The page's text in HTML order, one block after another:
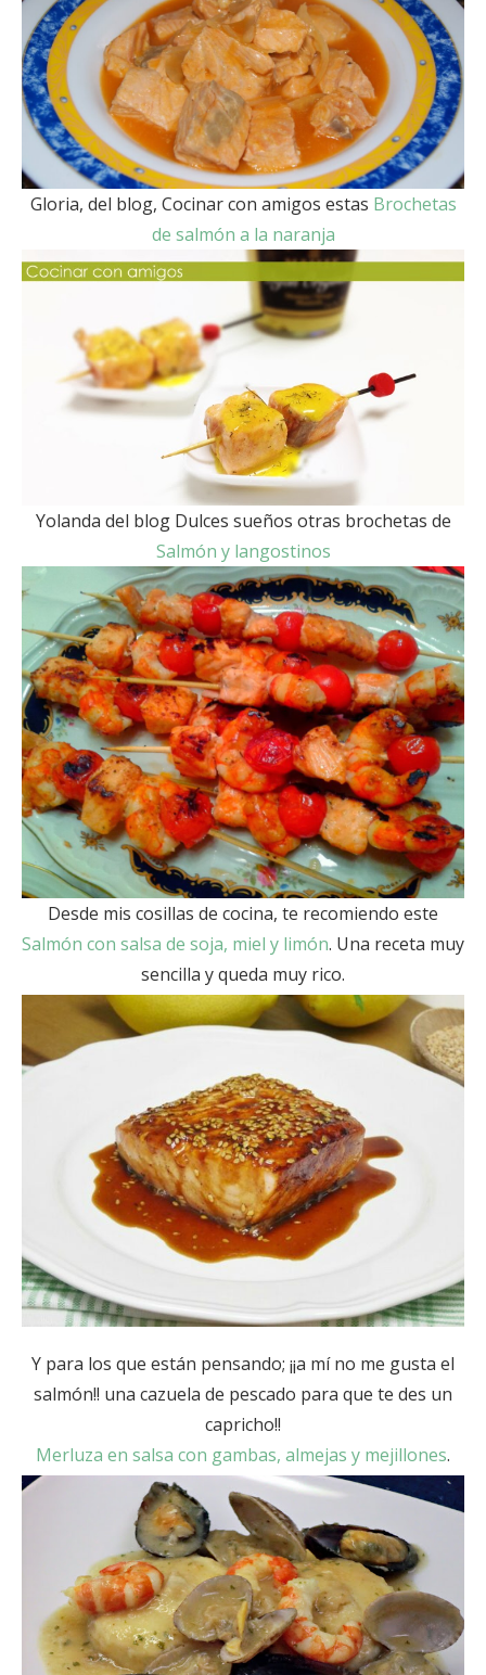
Gloria, del blog, Cocinar con amigos estas Brochetas
de salmón a la naranja
Yolanda del blog Dulces sueños otras brochetas de
Salmón y langostinos
Desde mis cosillas de cocina, te recomiendo este
Salmón con salsa de soja, miel y limón. Una receta muy
sencilla y queda muy rico.
Y para los que están pensando; ¡¡a mí no me gusta el
salmón!! una cazuela de pescado para que te des un
capricho!!
Merluza en salsa con gambas, almejas y mejillones.